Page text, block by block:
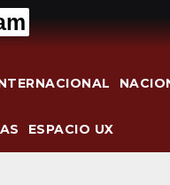
ESPACIO UX